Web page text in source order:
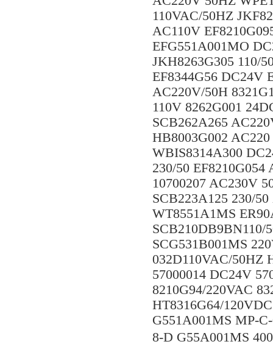
110VAC/50HZ
AC110V
EFG551A001MO
JKH8263G305 110/
EF8344G56 DC24V
AC220V/50H
110V 8262G001
SCB262A265
HB8003G002
WBIS8314A300
230/50 EF8210G054
10700207 AC230V
SCB223A125 230/
WT8551A1MS
SCB210DB9BN110/
SCG531B001MS
032D110VAC/50HZ
57000014 DC24V
8210G94/220VAC
HT8316G64/
G551A001MS MP-
8-D G55A001MS